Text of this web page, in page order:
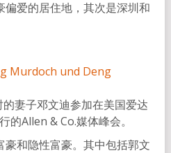
爱的居住地，其次是深圳和
妻子邓文迪参加在美国爱达
的Allen & Co.媒体峰会。
和隐性富豪。其中包括郭文